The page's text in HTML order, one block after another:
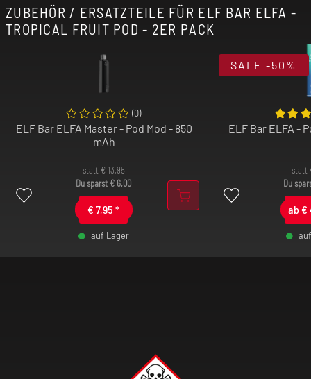
ZUBEHÖR / ERSATZTEILE FÜR ELF BAR ELFA -
TROPICAL FRUIT POD - 2ER PACK
statt€13,95
Du sparst € 6,00
€ 7,95 *
auf Lager
(0)
ELF Bar ELFA Master - Pod Mod - 850
mAh
statt
Du
ab €
ELF Bar ELFA -
SALE -50%